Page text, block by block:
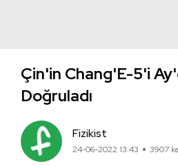
Çin'in Chang'E-5'i
Doğruladı
Fizikist
24-06-2022 13:43 3907